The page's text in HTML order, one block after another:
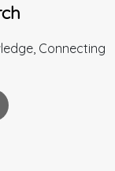
Connecting